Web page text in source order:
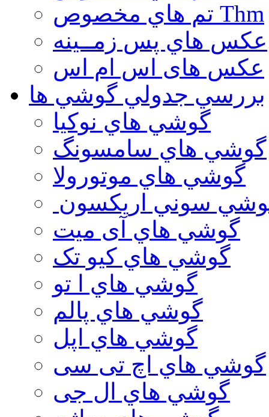
تم هاي مخصوص Thm
عكس هاي پس زمــينه
عكس های اس ام اس
بررسي جدولي گوشي ها
گوشي هاي نوكيا
گوشي هاي سامسونگ
گوشي هاي موتورولا
سوني اريكسون
گوشي هاي آی میت
گوشي هاي کیو تک
گوشي هاي ا تو
گوشي هاي پالم
گوشي هاي اپل
گوشي هاي اچ تی سی
گوشي هاي ال جی